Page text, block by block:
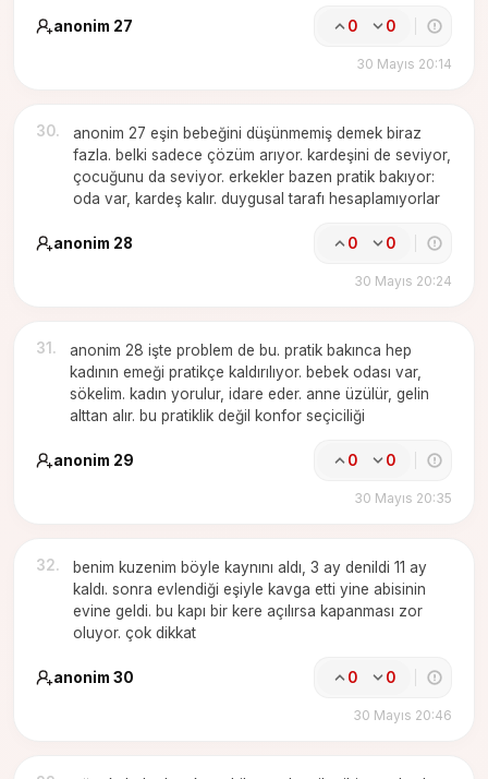
anonim 27 0 0
30 Mayıs 20:14
30.
anonim 27 eşin bebeğini düşünmemiş demek biraz
fazla. belki sadece çözüm arıyor. kardeşini de seviyor,
çocuğunu da seviyor. erkekler bazen pratik bakıyor:
oda var, kardeş kalır. duygusal tarafı hesaplamıyorlar
anonim 28 0 0
30 Mayıs 20:24
31 .
anonim 28 işte problem de bu. pratik bakınca hep
kadının emeği pratikçe kaldırılıyor. bebek odası var,
sökelim. kadın yorulur, idare eder. anne üzülür, gelin
alttan alır. bu pratiklik değil konfor seçiciliği
anonim 29 0 0
30 Mayıs 20:35
32.
benim kuzenim böyle kaynını aldı, 3 ay denildi 11 ay
kaldı. sonra evlendiği eşiyle kavga etti yine abisinin
evine geldi. bu kapı bir kere açılırsa kapanması zor
oluyor. çok dikkat
anonim 30 0 0
30 Mayıs 20:46